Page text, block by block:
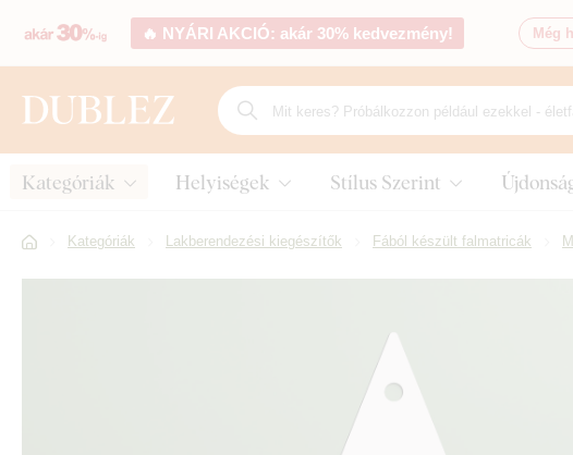
🔥 NYÁRI AKCIÓ: akár 30% kedvezmény! Még
Kategóriák Helyiségek Stílus Szerint
Kategóriák Lakberendezési kiegészítők Fából készült falmatricák